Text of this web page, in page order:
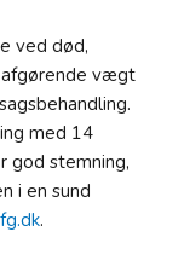
ved død,
vægt
med 14
god stemning,
i en sund
.